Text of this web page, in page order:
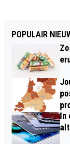
POPULAIR
In